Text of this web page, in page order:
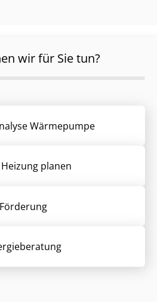
wir für Sie tun?
Wärmepumpe
planen
Förderung